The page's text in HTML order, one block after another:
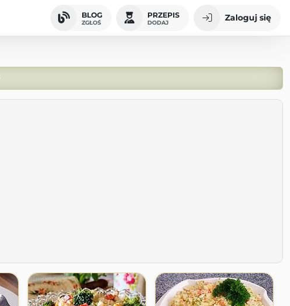
BLOG
ZGŁOŚ
PRZEPIS
DODAJ Zaloguj się